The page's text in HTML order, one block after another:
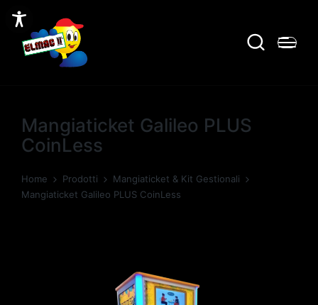
Mangiaticket Galileo PLUS
CoinLess
Home Prodotti
Mangiaticket & Kit Gestionali
Mangiaticket Galileo PLUS CoinLess